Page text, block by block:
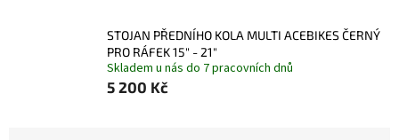
STOJAN PŘEDNÍHO KOLA MULTI ACEBIKES ČERNÝ
PRO RÁFEK 15" - 21"
Skladem u nás do 7 pracovních dnů
5 200 Kč